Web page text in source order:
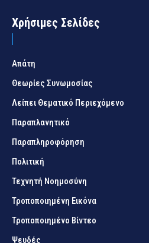
Χρήσιμες Σελίδες
Απάτη
Θεωρίες Συνωμοσίας
Λείπει Θεματικό Περιεχόμενο
Παραπλανητικό
Παραπληροφόρηση
Πολιτική
Τεχνητή Νοημοσύνη
Τροποποιημένη Εικόνα
Τροποποιημένο Βίντεο
Ψευδές